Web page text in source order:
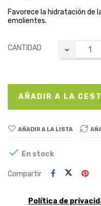
Favorece la hidratación de
emolientes.
CANTIDAD
AÑADIR A LA
AÑADIR A LA LISTA
 En stock
Compartir
Política de